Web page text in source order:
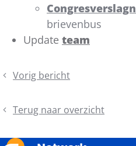
brievenbus
Update team
Deel
bericht
Vorig bericht
Congres
Sportbeleid
in
Terug naar overzicht